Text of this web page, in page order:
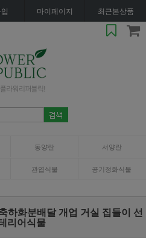
마이페이지 최근본상품
동양란 서양란
관엽식물 공기정화식물
하화분배달 개업 거실 집들이 선
리어식물